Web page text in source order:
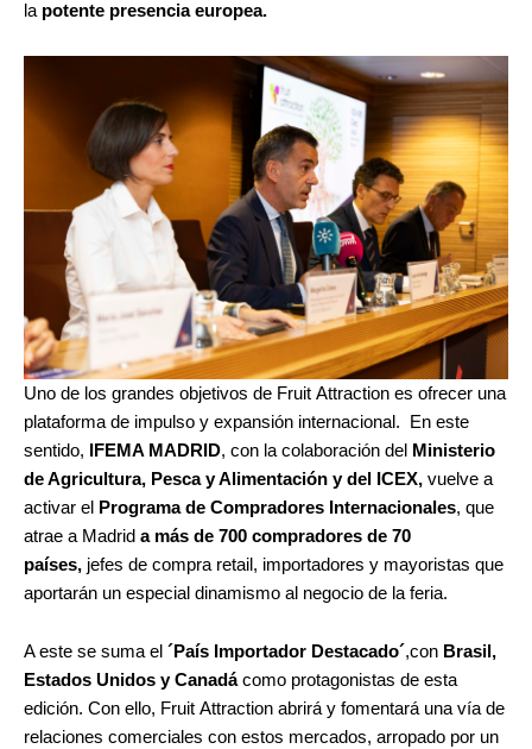
la potente presencia europea.
Uno de los grandes objetivos de Fruit Attraction es ofrecer una
plataforma de impulso y expansión internacional. En este
sentido,
IFEMA MADRID, con la colaboración del Ministerio
de Agricultura, Pesca y Alimentación y del ICEX, vuelve a
activar el
Programa de Compradores Internacionales, que
atrae a Madrid a más de 700 compradores de 70
países, jefes de compra retail, importadores y mayoristas que
aportarán un especial dinamismo al negocio de la feria.
A este se suma el ´País Importador Destacado´,con Brasil,
Estados Unidos y Canadá como protagonistas de esta
edición. Con ello, Fruit Attraction abrirá y fomentará una vía de
relaciones comerciales con estos mercados, arropado por un